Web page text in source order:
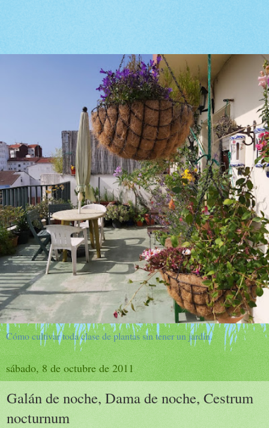
Cómo cultivar toda clase de plantas sin tener un jardín.
sábado, 8 de octubre de 2011
Galán de noche, Dama de noche, Cestrum
nocturnum